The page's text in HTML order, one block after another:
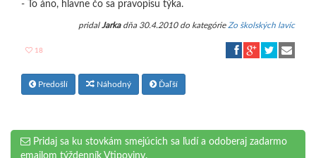
- To áno, hlavne čo sa pravopisu týka.
pridalJarkadňa 30.4.2010 do kategórie Zo školských lavíc
18
Predošlí Náhodný Ďaľší
Pridaj sa ku stovkám smejúcich sa ľudí a odoberaj zadarmo
emailom týždenník Vtipoviny.